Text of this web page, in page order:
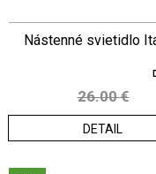
Nástenné svietidlo
26.00 €
DETAIL